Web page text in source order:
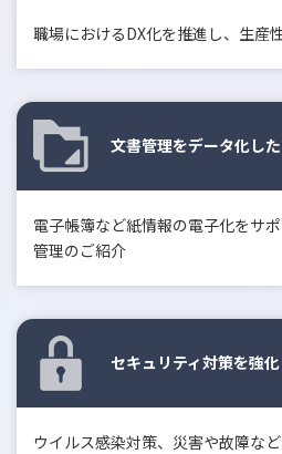
職場におけるDX化を推進し、生産
文書管理をデータ化し
電子帳簿など紙情報の電子化をサ
管理のご紹介
セキュリティ対策を強
ウイルス感染対策、災害や故障な